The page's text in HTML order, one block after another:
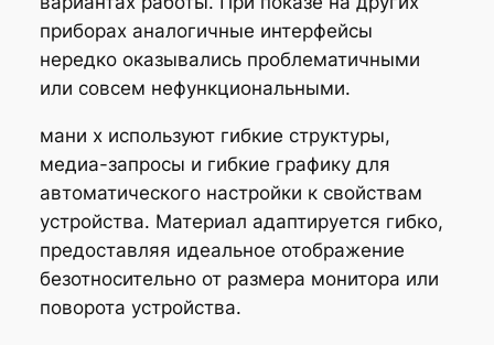
приборах аналогичные интерфейсы
нередко оказывались проблематичными
или совсем нефункциональными.
мани х используют гибкие структуры,
медиа-запросы и гибкие графику для
автоматического настройки к свойствам
устройства. Материал адаптируется гибко,
предоставляя идеальное отображение
безотносительно от размера монитора или
поворота устройства.